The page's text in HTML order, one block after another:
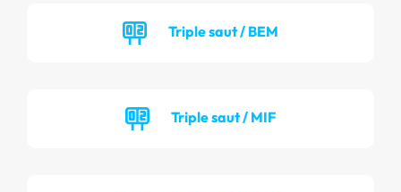
Triple saut / BEM
Triple saut / MIF